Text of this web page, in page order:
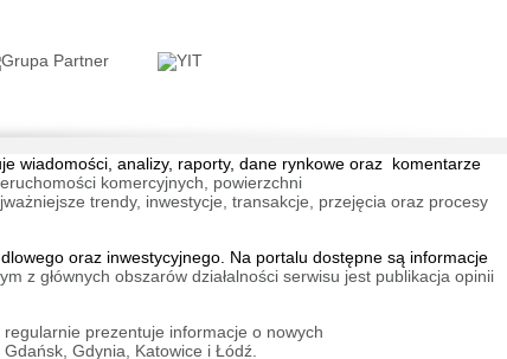
wiadomości, analizy, raporty, dane rynkowe oraz komentarze
komercyjnych, powierzchni
trendy, inwestycje, transakcje, przejęcia oraz procesy
oraz inwestycyjnego. Na portalu dostępne są informacje
z głównych obszarów działalności serwisu jest publikacja opinii
prezentuje informacje o nowych
Gdynia, Katowice i Łódź.